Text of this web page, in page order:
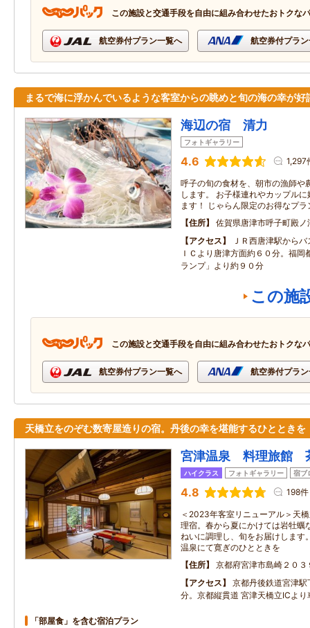
この施設と交通手段を自由に組み合わせたおトクな
航空券付プラン一覧へ 航空券付プラ
まるで海に浮かんでいるような客室からの眺めと旬の海の幸が好
海辺の宿 清力
フォトギャラリー
4.6 1,297
呼子の旬の食材を、朝市の漁師や
します。 お子様連れやカップルに
ます！ じゃらん限定のお得なプラ
住所
佐賀県唐津市呼子町殿ノ
アクセス
ＪＲ西唐津駅から
ＩＣより唐津方面約６０分。福岡
ランプ」より約９０分
この施
この施設と交通手段を自由に組み合わせたおトクな
航空券付プラン一覧へ 航空券付プラ
天橋立をのぞむ数寄屋造りの宿。丹後の幸を堪能するひとときを
宮津温泉 料理旅館
ハイクラス フォトギャラリー 宿ブ
4.8 198件
＜2023年客室リニューアル＞天
理宿。春から夏にかけては岩牡蠣
ねいに調理し、旬をお届けします
温泉にて寛ぎのひとときを
住所
京都府宮津市島崎２０３
アクセス
京都丹後鉄道宮津
分。京都縦貫道 宮津天橋立ICより
「部屋食」を含む宿泊プラン